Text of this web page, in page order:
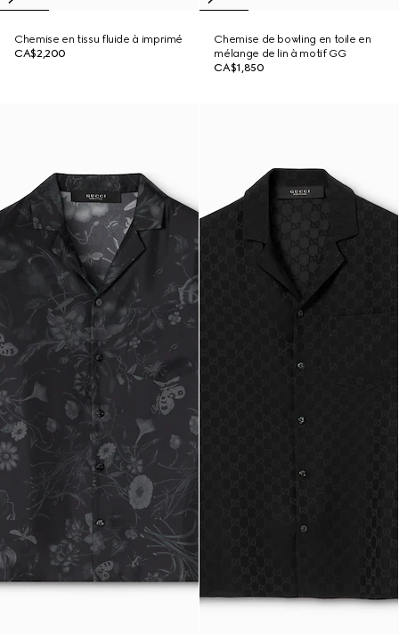
Chemise en tissu fluide à imprimé
CA$2,200
Chemise de bowling en toile en
mélange de lin à motif GG
CA$1,850